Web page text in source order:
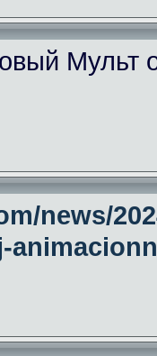
Мульт
news/